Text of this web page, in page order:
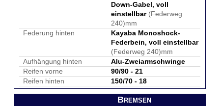
Down-Gabel, voll
einstellbar(Federweg
240)mm
Federung hinten
Kayaba Monoshock-
Federbein, voll einstellbar
(Federweg 240)mm
Aufhängung hinten
Alu-Zweiarmschwinge
Reifen vorne
90/90 - 21
Reifen hinten
150/70 - 18
Bremsen